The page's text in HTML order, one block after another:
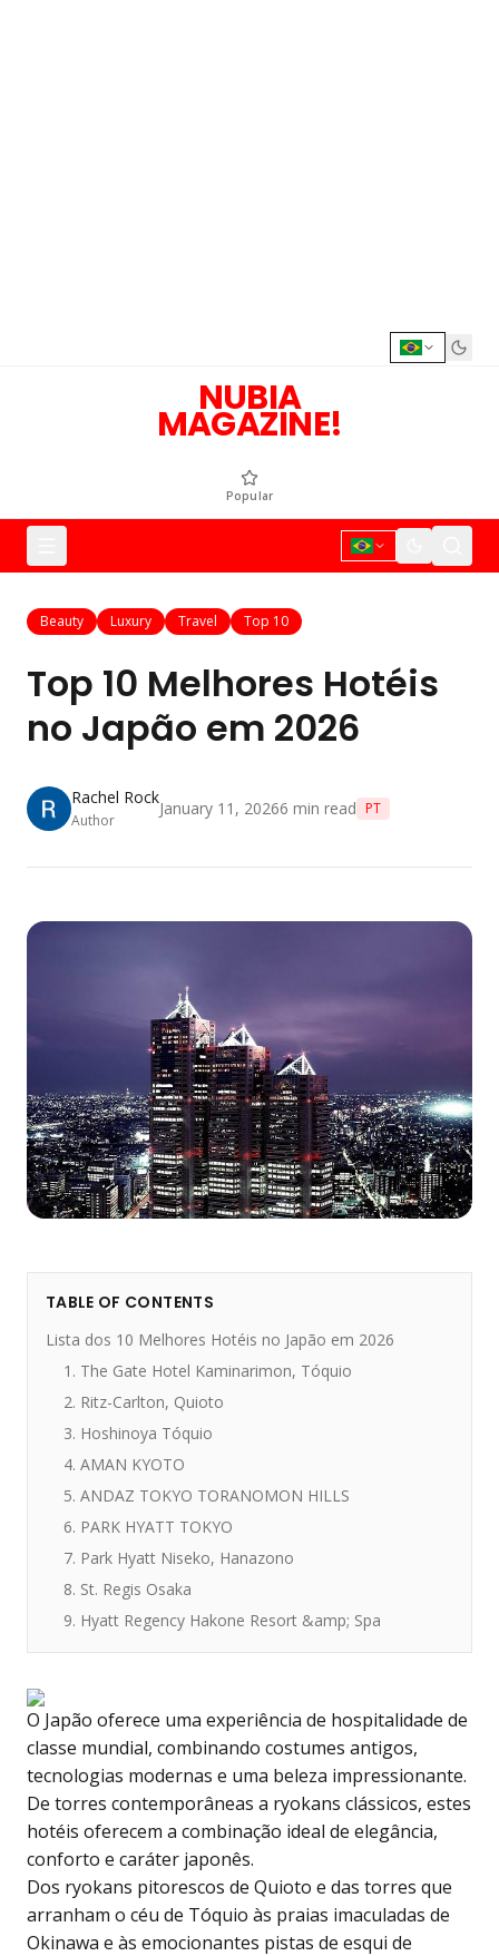
NUBIA
MAGAZINE!
Popular
Beauty Luxury Travel Top 10
Top 10 Melhores Hotéis
no Japão em 2026
Rachel Rock
Author
January 11, 20266 min read PT
TABLE OF CONTENTS
Lista dos 10 Melhores Hotéis no Japão em 2026
1. The Gate Hotel Kaminarimon, Tóquio
2. Ritz-Carlton, Quioto
3. Hoshinoya Tóquio
4. AMAN KYOTO
5. ANDAZ TOKYO TORANOMON HILLS
6. PARK HYATT TOKYO
7. Park Hyatt Niseko, Hanazono
8. St. Regis Osaka
9. Hyatt Regency Hakone Resort &amp; Spa
O Japão oferece uma experiência de hospitalidade de
classe mundial, combinando costumes antigos,
tecnologias modernas e uma beleza impressionante.
De torres contemporâneas a ryokans clássicos, estes
hotéis oferecem a combinação ideal de elegância,
conforto e caráter japonês.
Dos ryokans pitorescos de Quioto e das torres que
arranham o céu de Tóquio às praias imaculadas de
Okinawa e às emocionantes pistas de esqui de